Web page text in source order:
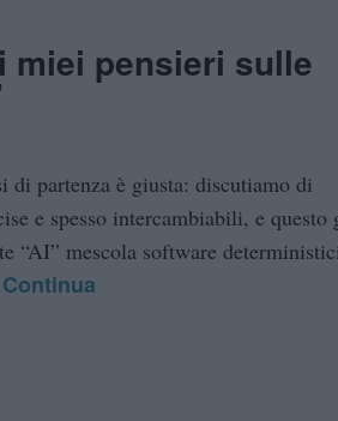
miei pensieri sulle
partenza è giusta: discutiamo di
e spesso intercambiabili, e questo
“AI” mescola software
Continua